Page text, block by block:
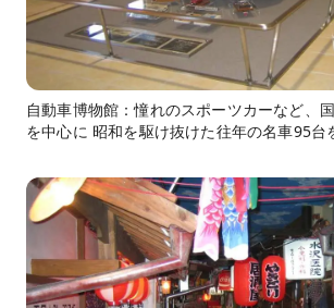
自動車博物館：憧れのスポーツカーなど、
を中心に 昭和を駆け抜けた往年の名車95台